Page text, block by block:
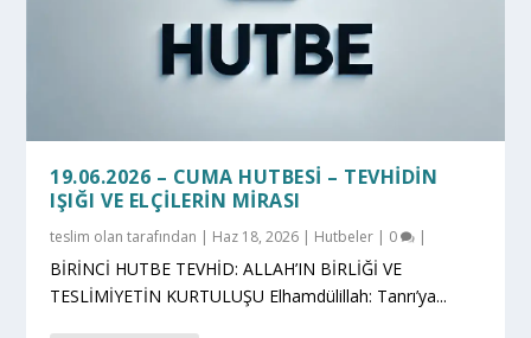
19.06.2026 – CUMA HUTBESI – TEVHIDIN
IŞIĞI VE ELÇILERIN MIRASI
teslim olan tarafından | Haz 18, 2026 | Hutbeler | 0 |
BİRİNCİ HUTBE TEVHİD: ALLAH’IN BİRLİĞİ VE
TESLİMİYETİN KURTULUŞU Elhamdülillah: Tanrı’ya...